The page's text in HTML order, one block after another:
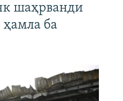
шаҳрванди
ҳамла ба